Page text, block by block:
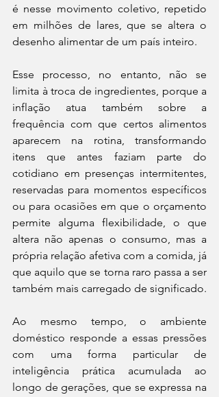
é nesse movimento coletivo, repetido
em milhões de lares, que se altera o
desenho alimentar de um país inteiro.
Esse processo, no entanto, não se
limita à troca de ingredientes, porque a
inflação atua também sobre a
frequência com que certos alimentos
aparecem na rotina, transformando
itens que antes faziam parte do
cotidiano em presenças intermitentes,
reservadas para momentos específicos
ou para ocasiões em que o orçamento
permite alguma flexibilidade, o que
altera não apenas o consumo, mas a
própria relação afetiva com a comida, já
que aquilo que se torna raro passa a ser
também mais carregado de significado.
Ao mesmo tempo, o ambiente
doméstico responde a essas pressões
com uma forma particular de
inteligência prática acumulada ao
longo de gerações, que se expressa na